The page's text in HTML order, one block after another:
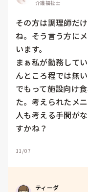
介護福祉士
その方は調理師だ
ね。そう言う方に
います。
まぁ私が勤務して
んところ程では無
でもって施設向け
た。考えられたメ
人も考える手間が
すかね？
11/07
ティーダ